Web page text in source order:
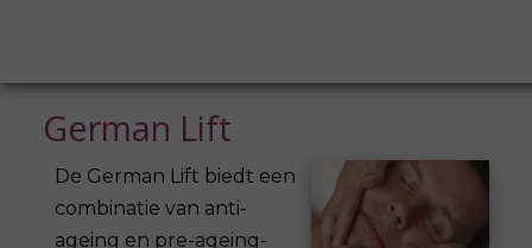
German Lift
De German Lift biedt een
combinatie van anti-
ageing en pre-ageing-